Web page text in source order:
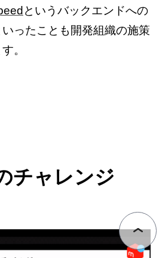
というバックエンドへの
ったことも開発組織の施策
。
チャレンジ